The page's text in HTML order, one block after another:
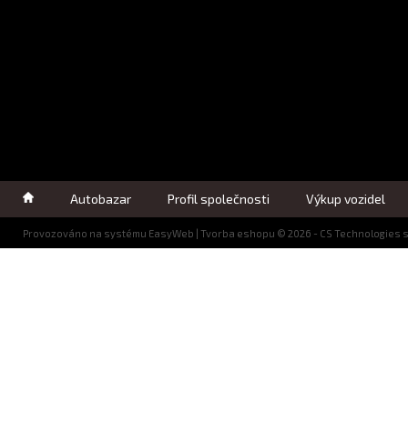
Autobazar Profil společnosti Výkup vozidel
Provozováno na systému EasyWeb | Tvorba eshopu © 2026 - CS Technologies